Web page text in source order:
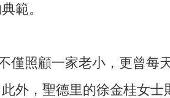
範。
僅照顧一家老小，更曾每
外，聖德里的徐金桂女士